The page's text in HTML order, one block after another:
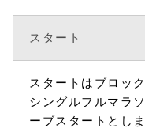
スタート
スタートはブロッ
シングルフルマラ
ーブスタートとしま